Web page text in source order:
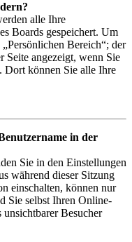
alle Ihre
Boards gespeichert. Um
Bereich“; der
Seite angezeigt, wenn Sie
Dort können Sie alle Ihre
in der
Sie in den Einstellungen
während dieser Sitzung
einschalten, können nur
Sie selbst Ihren Online-
unsichtbarer Besucher